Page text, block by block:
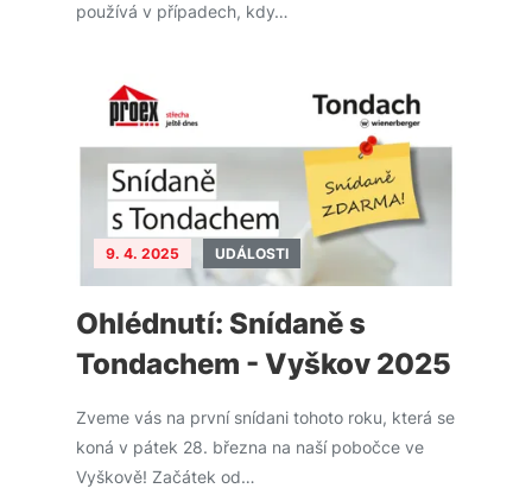
používá v případech, kdy…
9. 4. 2025 UDÁLOSTI
Ohlédnutí: Snídaně s
Tondachem - Vyškov 2025
Zveme vás na první snídani tohoto roku, která se
koná v pátek 28. března na naší pobočce ve
Vyškově! Začátek od…